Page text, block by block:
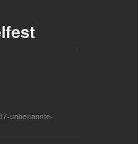
unbenannte-